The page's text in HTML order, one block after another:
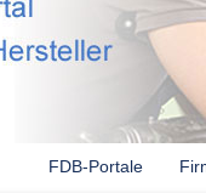
FDB-Portale